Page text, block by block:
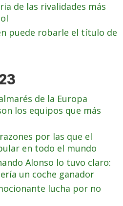
de las rivalidades más
puede robarle el título de
de la Europa
los equipos que más
por las que el
en todo el mundo
Alonso lo tuvo claro:
un coche ganador
lucha por no